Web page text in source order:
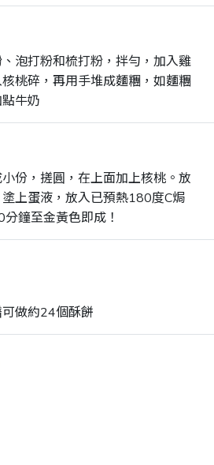
泡打粉和梳打粉，拌勻，加入雞
桃碎，再用手堆成麵糰，如麵糰
牛奶
份，搓圓，在上面加上核桃。放
上蛋液，放入已預熱180度C焗
鐘至金黃色即成！
做約24個酥餅